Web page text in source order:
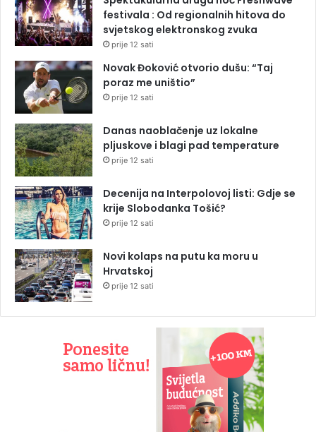
festivala : Od regionalnih hitova do
svjetskog elektronskog zvuka
prije 12 sati
Novak Đoković otvorio dušu: “Taj
poraz me uništio”
prije 12 sati
Danas naoblačenje uz lokalne
pljuskove i blagi pad temperature
prije 12 sati
Decenija na Interpolovoj listi: Gdje se
krije Slobodanka Tošić?
prije 12 sati
Novi kolaps na putu ka moru u
Hrvatskoj
prije 12 sati